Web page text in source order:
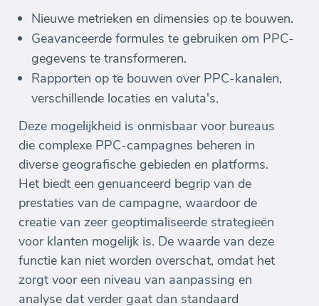
Nieuwe metrieken en dimensies op te bouwen.
Geavanceerde formules te gebruiken om PPC-
gegevens te transformeren.
Rapporten op te bouwen over PPC-kanalen,
verschillende locaties en valuta's.
Deze mogelijkheid is onmisbaar voor bureaus
die complexe PPC-campagnes beheren in
diverse geografische gebieden en platforms.
Het biedt een genuanceerd begrip van de
prestaties van de campagne, waardoor de
creatie van zeer geoptimaliseerde strategieën
voor klanten mogelijk is. De waarde van deze
functie kan niet worden overschat, omdat het
zorgt voor een niveau van aanpassing en
analyse dat verder gaat dan standaard